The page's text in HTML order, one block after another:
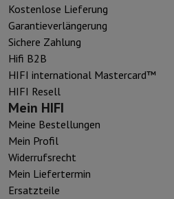
Kostenlose Lieferung
Garantieverlängerung
Sichere Zahlung
Hifi B2B
HIFI international Mastercard™
HIFI Resell
Mein HIFI
Meine Bestellungen
Mein Profil
Widerrufsrecht
Mein Liefertermin
Ersatzteile